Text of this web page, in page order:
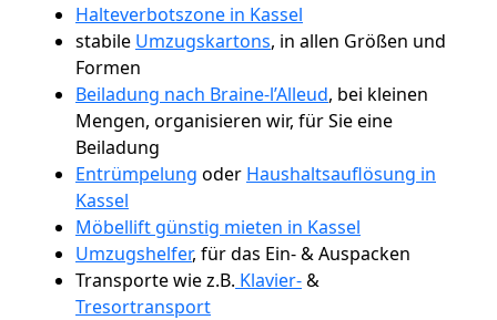
Halteverbotszone in Kassel
stabile Umzugskartons, in allen Größen und
Formen
Beiladung nach Braine-l’Alleud, bei kleinen
Mengen, organisieren wir, für Sie eine
Beiladung
Entrümpelung oder Haushaltsauflösung in
Kassel
Möbellift günstig mieten in Kassel
Umzugshelfer, für das Ein- & Auspacken
Transporte wie z.B. Klavier-&
Tresortransport